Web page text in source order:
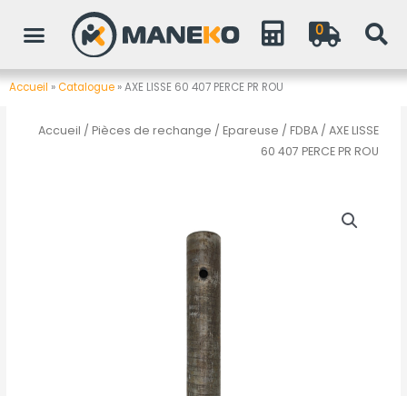
0
Accueil »Catalogue »AXE LISSE 60 407 PERCE PR ROU
Accueil / Pièces de rechange / Epareuse / FDBA/ AXE LISSE
60 407 PERCE PR ROU